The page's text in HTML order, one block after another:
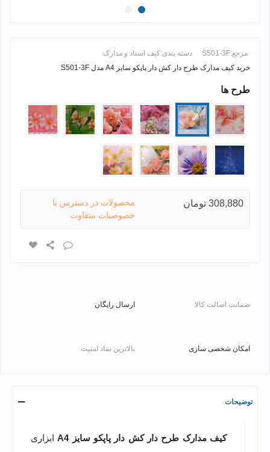
مرجع:S501-3F دسته بندی:کیف اسناد و مدارک
خرید کیف مدارک طرح دار کش دار پاپکو سایز A4 مدل S501-3F
ادامه مطلب +
طرح ها
08-
7
1207-
17
1207-
16
fl-
02
12-
18
51
12-
12-
40
1129-
09
fl-
04
308,880 تومان
محصولات در دسترس با
خصوصیات متقاوت
ضمانت اصالت کالا ارسال رایگان
امکان شخصی سازی بالاترین نماد امنیت
توضیحات
کیف مدارک طرح دار کش دار پاپکو سایز A4
ابزاری